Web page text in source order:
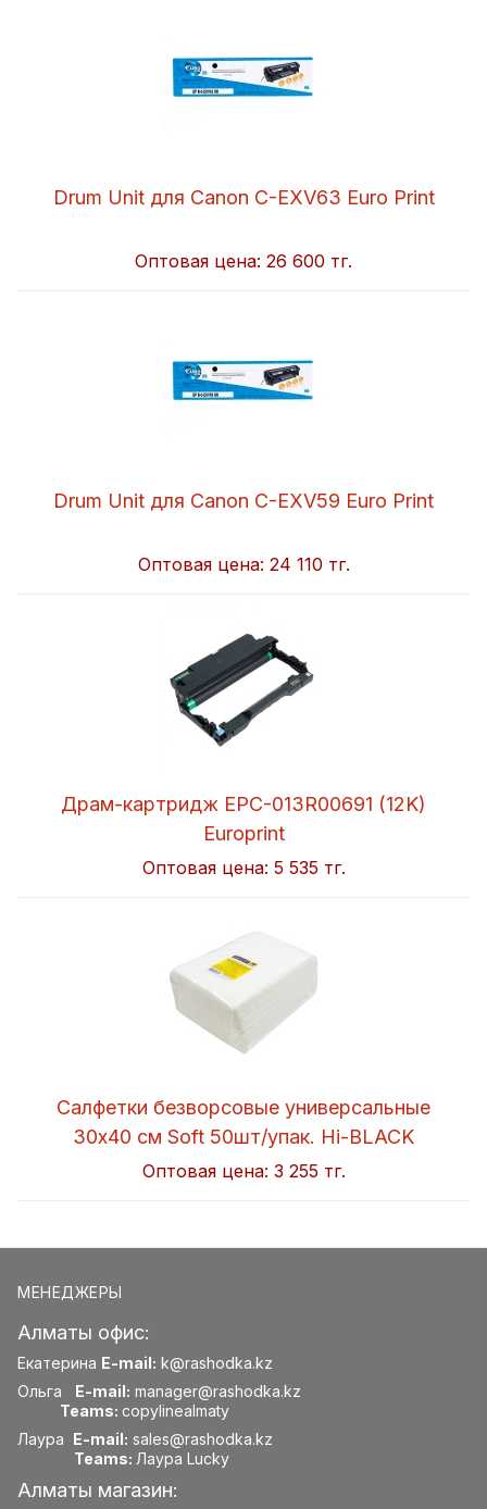
Drum Unit для Canon C-EXV63 Euro Print
Оптовая цена: 26 600 тг.
Drum Unit для Canon C-EXV59 Euro Print
Оптовая цена: 24 110 тг.
Драм-картридж EPC-013R00691 (12K)
Europrint
Оптовая цена: 5 535 тг.
Салфетки безворсовые универсальные
30x40 см Soft 50шт/упак. Hi-BLACK
Оптовая цена: 3 255 тг.
МЕНЕДЖЕРЫ
Алматы офис:
Екатерина E-mail: k@rashodka.kz
Ольга E-mail: manager@rashodka.kz
Teams: copylinealmaty
Лаура E-mail: sales@rashodka.kz
Teams: Лаура Lucky
Алматы магазин: